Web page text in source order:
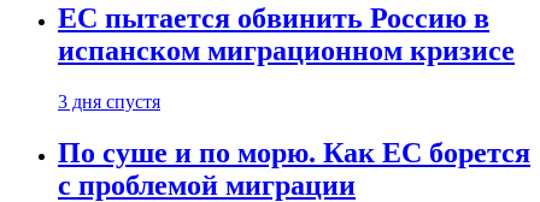
ЕС пытается обвинить Россию в
испанском миграционном кризисе
3 дня спустя
По суше и по морю. Как ЕС борется
с проблемой миграции